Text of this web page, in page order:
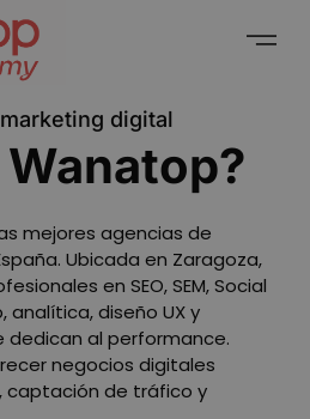
digital
mejores agencias de
Ubicada en Zaragoza,
en SEO, SEM, Social
analítica, diseño UX y
dedican al performance.
negocios digitales
de tráfico y